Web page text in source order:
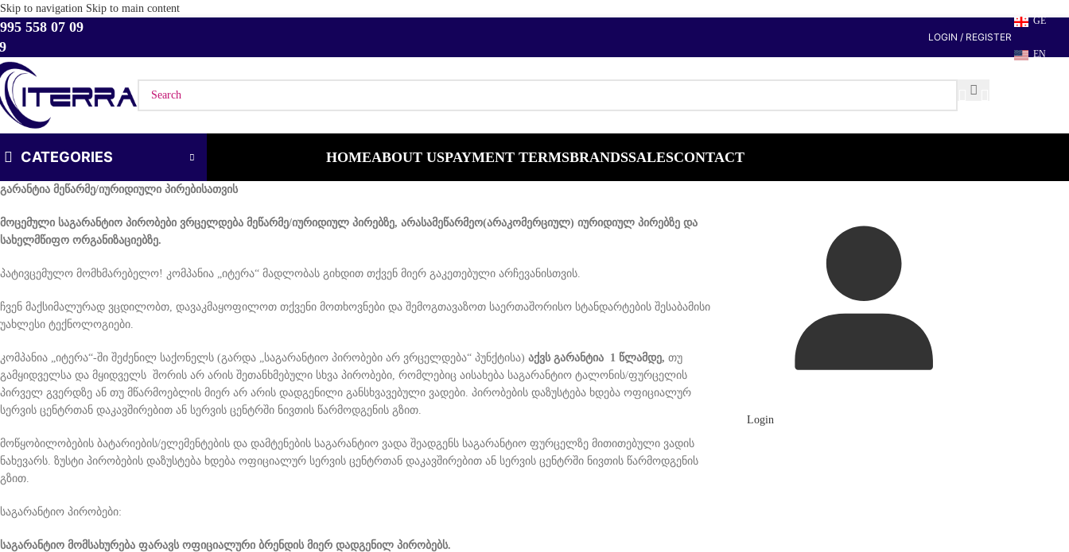
Skip to navigation Skip to main content
558 07 09
LOGIN / REGISTER
GE
EN
CATEGORIES HOMEABOUT USPAYMENT TERMSBRANDSSALESCONTACT
გარანტია მეწარმე/იურიდიული პირებისათვის
მოცემული საგარანტიო პირობები ვრცელდება მეწარმე/იურიდიულ პირებზე, არასამეწარმეო(არაკომერციულ) იურიდიულ პირებზე და
სახელმწიფო ორგანიზაციებზე.
პატივცემულო მომხმარებელო! კომპანია „იტერა“ მადლობას გიხდით თქვენ მიერ გაკეთებული არჩევანისთვის.
ჩვენ მაქსიმალურად ვცდილობთ, დავაკმაყოფილოთ თქვენი მოთხოვნები და შემოგთავაზოთ საერთაშორისო სტანდარტების შესაბამისი
უახლესი ტექნოლოგიები.
კომპანია „იტერა“-ში შეძენილ საქონელს (გარდა „საგარანტიო პირობები არ ვრცელდება“ პუნქტისა) აქვს გარანტია 1 წლამდე, თუ
გამყიდველსა და მყიდველს შორის არ არის შეთანხმებული სხვა პირობები, რომლებიც აისახება საგარანტიო ტალონის/ფურცელის
პირველ გვერდზე ან თუ მწარმოებლის მიერ არ არის დადგენილი განსხვავებული ვადები. პირობების დაზუსტება ხდება ოფიციალურ
სერვის ცენტრთან დაკავშირებით ან სერვის ცენტრში ნივთის წარმოდგენის გზით.
მოწყობილობების ბატარიების/ელემენტების და დამტენების საგარანტიო ვადა შეადგენს საგარანტიო ფურცელზე მითითებული ვადის
ნახევარს. ზუსტი პირობების დაზუსტება ხდება ოფიციალურ სერვის ცენტრთან დაკავშირებით ან სერვის ცენტრში ნივთის წარმოდგენის
გზით.
საგარანტიო პირობები:
საგარანტიო მომსახურება ფარავს ოფიციალური ბრენდის მიერ დადგენილ პირობებს.
Login